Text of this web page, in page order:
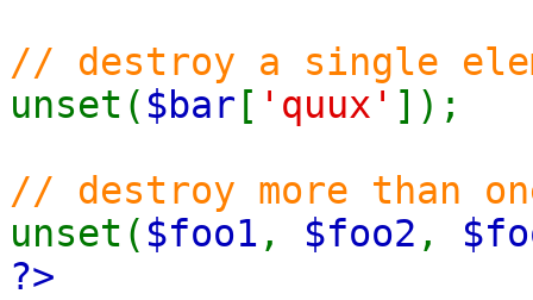
// destroy a single
unset( $bar [ 'quux' ]);
// destroy more than
unset( $foo1 , $foo2 ,
?>